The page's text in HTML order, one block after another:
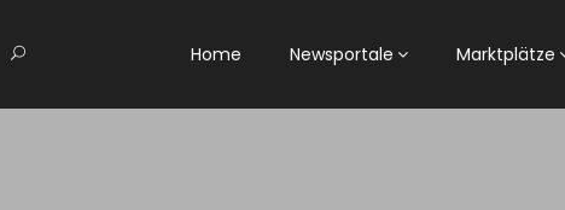
Home Newsportale Marktplätze